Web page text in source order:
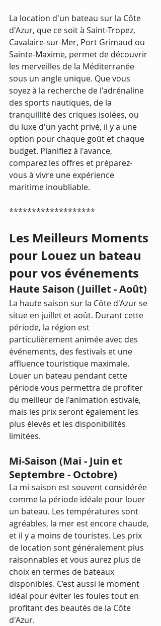
La location d'un bateau sur la Côte
d'Azur, que ce soit à Saint-Tropez,
Cavalaire-sur-Mer, Port Grimaud ou
Sainte-Maxime, permet de découvrir
les merveilles de la Méditerranée
sous un angle unique. Que vous
soyez à la recherche de l'adrénaline
des sports nautiques, de la
tranquillité des criques isolées, ou
du luxe d'un yacht privé, il y a une
option pour chaque goût et chaque
budget. Planifiez à l'avance,
comparez les offres et préparez-
vous à vivre une expérience
maritime inoubliable.
*******************
Les Meilleurs Moments
pour Louez un bateau
pour vos événements
Haute Saison (Juillet - Août)
La haute saison sur la Côte d'Azur se
situe en juillet et août. Durant cette
période, la région est
particulièrement animée avec des
événements, des festivals et une
affluence touristique maximale.
Louer un bateau pendant cette
période vous permettra de profiter
du meilleur de l'animation estivale,
mais les prix seront également les
plus élevés et les disponibilités
limitées.
Mi-Saison (Mai - Juin et
Septembre - Octobre)
La mi-saison est souvent considérée
comme la période idéale pour louer
un bateau. Les températures sont
agréables, la mer est encore chaude,
et il y a moins de touristes. Les prix
de location sont généralement plus
raisonnables et vous aurez plus de
choix en termes de bateaux
disponibles. C’est aussi le moment
idéal pour éviter les foules tout en
profitant des beautés de la Côte
d'Azur.